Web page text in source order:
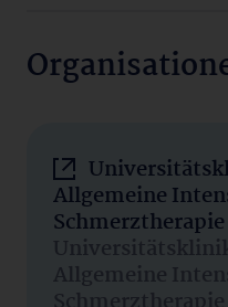
Allgemeine
Schmerztherapie
Allgemeine